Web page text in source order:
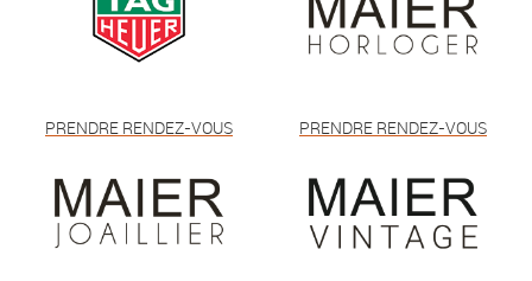
PRENDRE RENDEZ-VOUS PRENDRE RENDEZ-VOUS